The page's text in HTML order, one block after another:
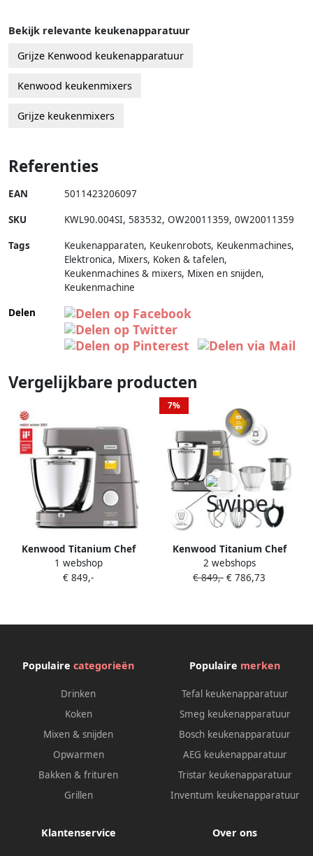
Bekijk relevante keukenapparatuur
Grijze Kenwood keukenapparatuur
Kenwood keukenmixers
Grijze keukenmixers
Referenties
EAN 5011423206097
SKU KWL90.004SI, 583532, OW20011359, 0W20011359
Tags
Keukenapparaten, Keukenrobots, Keukenmachines,
Elektronica, Mixers, Koken & tafelen,
Keukenmachines & mixers, Mixen en snijden,
Keukenmachine
Delen
Vergelijkbare producten
Kenwood Titanium Chef
Patissier XL KWL90.004SI
Keukenmachine 1400 W
1 webshop
€ 849,-
7%
Kenwood Titanium Chef
Patissier XL KWL90.124SI |
Keukenrobots |
2 webshops
€ 849,- € 786,73
Populaire categorieën
Drinken
Koken
Mixen & snijden
Opwarmen
Bakken & frituren
Grillen
Populaire merken
Tefal keukenapparatuur
Smeg keukenapparatuur
Bosch keukenapparatuur
AEG keukenapparatuur
Tristar keukenapparatuur
Inventum keukenapparatuur
Klantenservice Over ons